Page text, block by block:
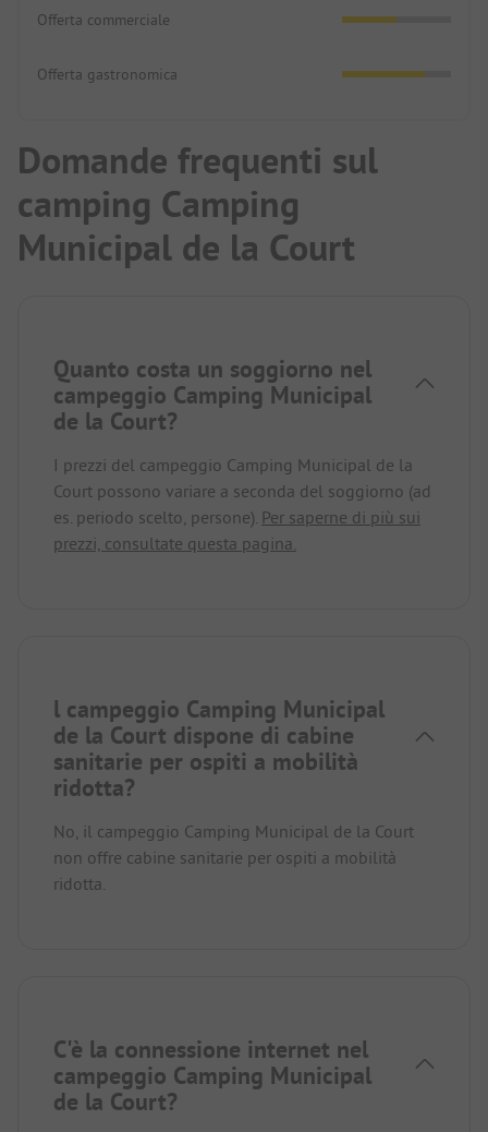
Offerta commerciale
Offerta gastronomica
Domande frequenti sul
camping Camping
Municipal de la Court
Quanto costa un soggiorno nel
campeggio Camping Municipal
de la Court?
I prezzi del campeggio Camping Municipal de la
Court possono variare a seconda del soggiorno (ad
es. periodo scelto, persone). Per saperne di più sui
prezzi, consultate questa pagina.
l campeggio Camping Municipal
de la Court dispone di cabine
sanitarie per ospiti a mobilità
ridotta?
No, il campeggio Camping Municipal de la Court
non offre cabine sanitarie per ospiti a mobilità
ridotta.
C'è la connessione internet nel
campeggio Camping Municipal
de la Court?